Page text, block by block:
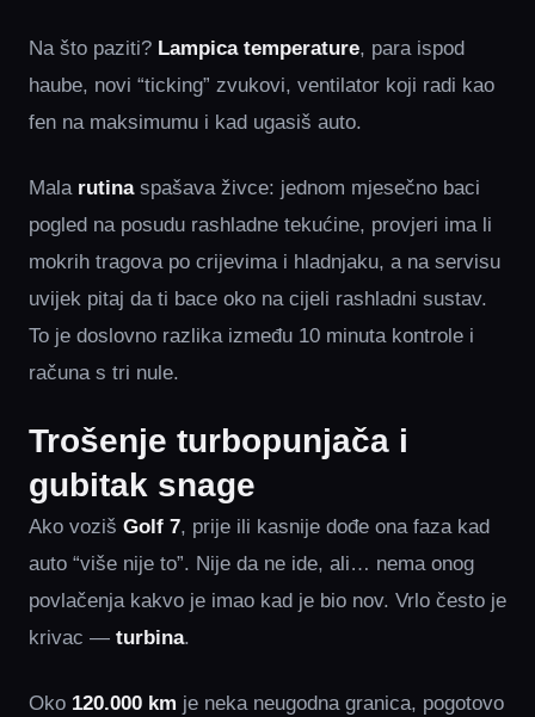
Na što paziti? Lampica temperature, para ispod
haube, novi “ticking” zvukovi, ventilator koji radi kao
fen na maksimumu i kad ugasiš auto.
Mala rutinaspašava živce: jednom mjesečno baci
pogled na posudu rashladne tekućine, provjeri ima li
mokrih tragova po crijevima i hladnjaku, a na servisu
uvijek pitaj da ti bace oko na cijeli rashladni sustav.
To je doslovno razlika između 10 minuta kontrole i
računa s tri nule.
Trošenje turbopunjača i
gubitak snage
Ako voziš Golf 7, prije ili kasnije dođe ona faza kad
auto “više nije to”. Nije da ne ide, ali… nema onog
povlačenja kakvo je imao kad je bio nov. Vrlo često je
krivac — turbina.
Oko 120.000 km je neka neugodna granica, pogotovo